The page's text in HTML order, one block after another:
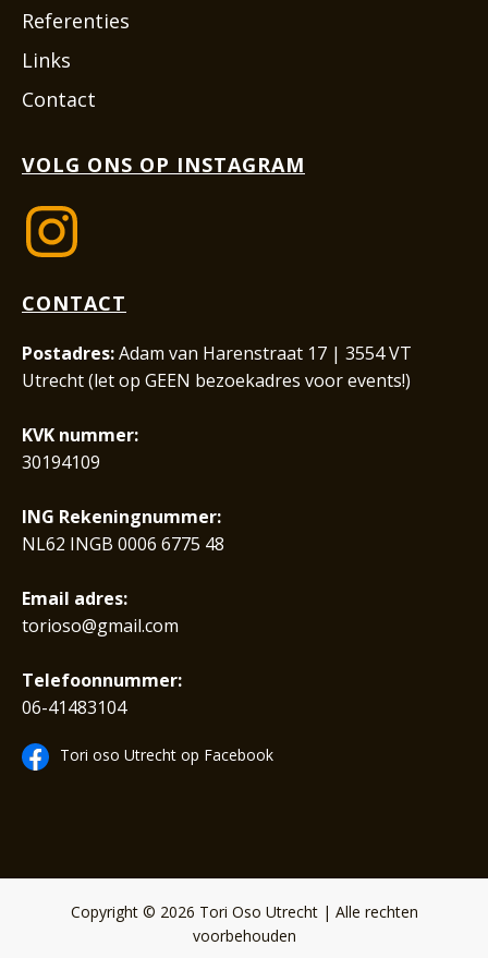
Referenties
Links
Contact
VOLG ONS OP INSTAGRAM
CONTACT
Postadres:Adam van Harenstraat 17 | 3554 VT
Utrecht (let op GEEN bezoekadres voor events!)
KVK nummer:
30194109
ING Rekeningnummer:
NL62 INGB 0006 6775 48
Email adres:
torioso@gmail.com
Telefoonnummer:
06-41483104
Tori oso Utrecht op Facebook
Copyright © 2026 Tori Oso Utrecht | Alle rechten
voorbehouden